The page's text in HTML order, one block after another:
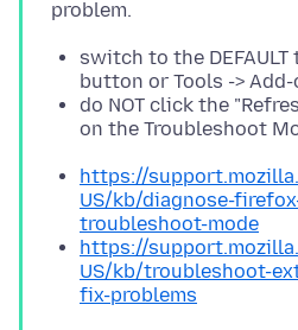
switch to the DEFAULT
button or Tools -> Add-
do NOT click the
on the Troubleshoot
https://
US/kb/diagnose-
troubleshoot-mode
https://
US/kb/troubleshoot-
fix-problems